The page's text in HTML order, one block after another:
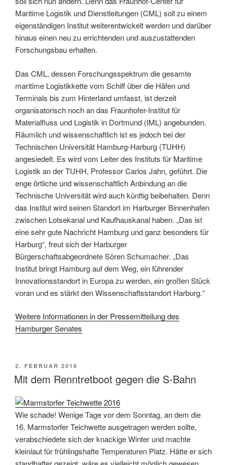
Maritime Logistik und Dienstleitungen (CML) soll zu einem
eigenständigen Institut weiterentwickelt werden und darüber
hinaus einen neu zu errichtenden und auszustattenden
Forschungsbau erhalten.
Das CML, dessen Forschungsspektrum die gesamte
maritime Logistikkette vom Schiff über die Häfen und
Terminals bis zum Hinterland umfasst, ist derzeit
organisatorisch noch an das Fraunhofer-Institut für
Materialfluss und Logistik in Dortmund (IML) angebunden.
Räumlich und wissenschaftlich ist es jedoch bei der
Technischen Universität Hamburg-Harburg (TUHH)
angesiedelt. Es wird vom Leiter des Instituts für Maritime
Logistik an der TUHH, Professor Carlos Jahn, geführt. Die
enge örtliche und wissenschaftlich Anbindung an die
Technische Universität wird auch künftig beibehalten. Denn
das Institut wird seinen Standort im Harburger Binnenhafen
zwischen Lotsekanal und Kaufhauskanal haben. „Das ist
eine sehr gute Nachricht Hamburg und ganz besonders für
Harburg“, freut sich der Harburger
Bürgerschaftsabgeordnete Sören Schumacher. „Das
Institut bringt Hamburg auf dem Weg, ein führender
Innovationsstandort in Europa zu werden, ein großen Stück
voran und es stärkt den Wissenschaftsstandort Harburg.“
Weitere Informationen in der Pressemitteilung des
Hamburger Senates
VERÖFFENTLICHT
AM
2. FEBRUAR 2016
Mit dem Renntretboot gegen die S-Bahn
Wie schade! Wenige Tage vor dem Sonntag, an dem die
16. Marmstorfer Teichwette ausgetragen werden sollte,
verabschiedete sich der knackige Winter und machte
kleinlaut für frühlingshafte Temperaturen Platz. Hätte er sich